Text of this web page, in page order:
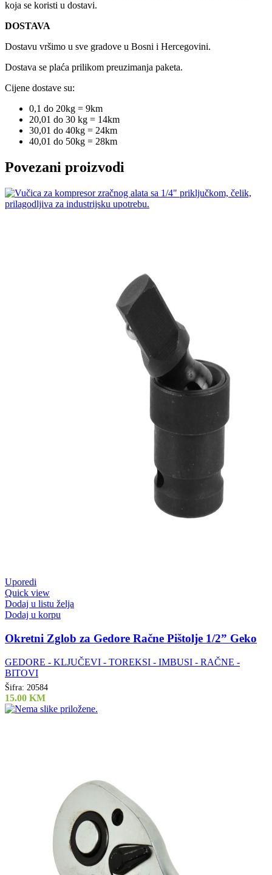
DOSTAVA
Dostavu vršimo u sve gradove u Bosni i Hercegovini.
Dostava se plaća prilikom preuzimanja paketa.
Cijene dostave su:
0,1 do 20kg = 9km
20,01 do 30 kg = 14km
30,01 do 40kg = 24km
40,01 do 50kg = 28km
Povezani proizvodi
Uporedi
Quick view
Dodaj u listu želja
Dodaj u korpu
Okretni Zglob za Gedore Račne Pištolje 1/2” Geko
GEDORE - KLJUČEVI - TOREKSI - IMBUSI - RAČNE -
BITOVI
Šifra: 20584
15.00 KM